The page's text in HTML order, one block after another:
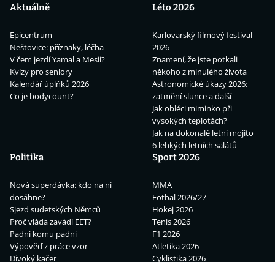
Aktuálně
Epicentrum
Neštovice: příznaky, léčba
V čem jezdí Yamal a Mesii?
Kvízy pro seniory
Kalendář úplňků 2026
Co je bodycount?
Léto 2026
Karlovarský filmový festival
2026
Znamení, že jste potkali
někoho z minulého života
Astronomické úkazy 2026:
zatmění slunce a další
Jak obléci miminko při
vysokých teplotách?
Jak na dokonalé letní mojito
6 lehkých letních salátů
Politika
Nová superdávka: kdo na ní
dosáhne?
Sjezd sudetských Němců
Proč vláda zavádí EET?
Padni komu padni
Výpověď z práce vzor
Divoký kačer
Sport 2026
MMA
Fotbal 2026/27
Hokej 2026
Tenis 2026
F1 2026
Atletika 2026
Cyklistika 2026